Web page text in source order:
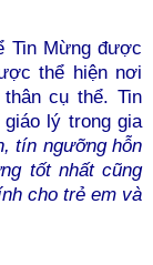
Tin Mừng được
thể hiện nơi
cụ thể. Tin
lý trong gia
tín ngưỡng hỗn
tốt nhất cũng
cho trẻ em và